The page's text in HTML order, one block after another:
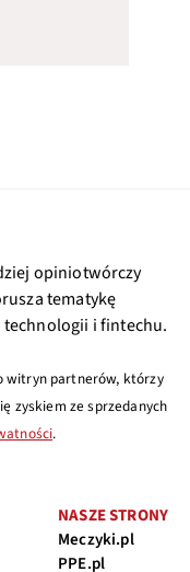
opiniotwórczy
tematykę
i fintechu.
witryn partnerów, którzy
zyskiem ze sprzedanych
.
NASZE STRONY
Meczyki.pl
PPE.pl